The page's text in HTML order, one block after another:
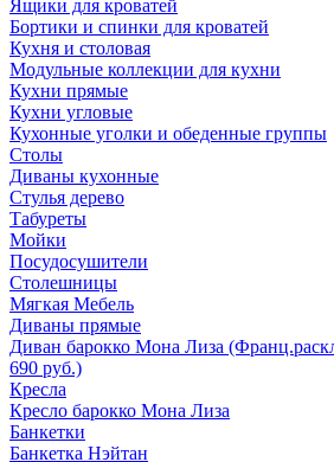
Ящики для кроватей
Бортики и спинки для кроватей
Кухня и столовая
Модульные коллекции для кухни
Кухни прямые
Кухни угловые
Кухонные уголки и обеденные группы
Столы
Диваны кухонные
Стулья дерево
Табуреты
Мойки
Посудосушители
Столешницы
Мягкая Мебель
Диваны прямые
Диван барокко Мона Лиза
690 руб.)
Кресла
Кресло барокко Мона Лиза
Банкетки
Банкетка Нэйтан